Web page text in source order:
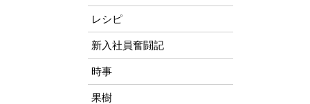
レシピ
新入社員奮闘記
時事
果樹